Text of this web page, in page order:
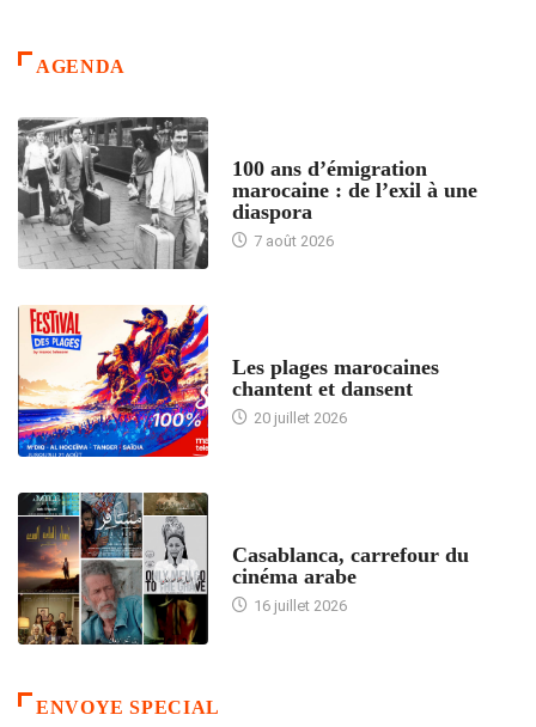
AGENDA
100 ans d’émigration
marocaine : de l’exil à une
diaspora
7 août 2026
Les plages marocaines
chantent et dansent
20 juillet 2026
Casablanca, carrefour du
cinéma arabe
16 juillet 2026
ENVOYE SPECIAL